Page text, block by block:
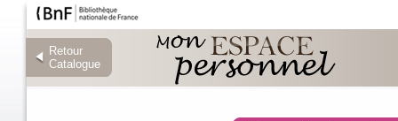
Retour
Catalogue
Retour
Catalogue